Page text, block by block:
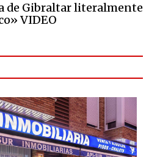
Gibraltar literalmente
VIDEO